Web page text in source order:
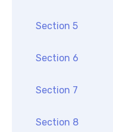
Section 5
Section 6
Section 7
Section 8